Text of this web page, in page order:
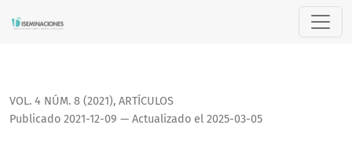
Qué jodida está la cosa: distopías y mundos
VOL. 4 NÚM. 8 (2021), ARTÍCULOS
Publicado 2021-12-09 — Actualizado el 2025-03-05